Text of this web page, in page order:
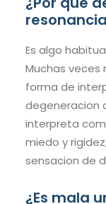
Es algo
Muchas veces
forma de
degeneracion
interpreta
miedo y
sensacion de
¿Es mala